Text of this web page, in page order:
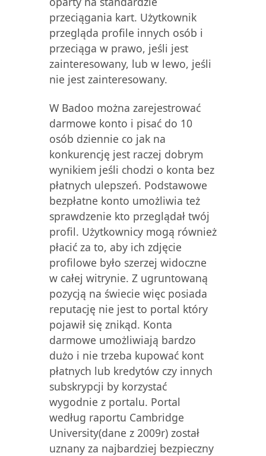
przeciągania kart. Użytkownik
przegląda profile innych osób i
przeciąga w prawo, jeśli jest
zainteresowany, lub w lewo, jeśli
nie jest zainteresowany.
W Badoo można zarejestrować
darmowe konto i pisać do 10
osób dziennie co jak na
konkurencję jest raczej dobrym
wynikiem jeśli chodzi o konta bez
płatnych ulepszeń. Podstawowe
bezpłatne konto umożliwia też
sprawdzenie kto przeglądał twój
profil. Użytkownicy mogą również
płacić za to, aby ich zdjęcie
profilowe było szerzej widoczne
w całej witrynie. Z ugruntowaną
pozycją na świecie więc posiada
reputację nie jest to portal który
pojawił się znikąd. Konta
darmowe umożliwiają bardzo
dużo i nie trzeba kupować kont
płatnych lub kredytów czy innych
subskrypcji by korzystać
wygodnie z portalu. Portal
według raportu Cambridge
University(dane z 2009r) został
uznany za najbardziej bezpieczny